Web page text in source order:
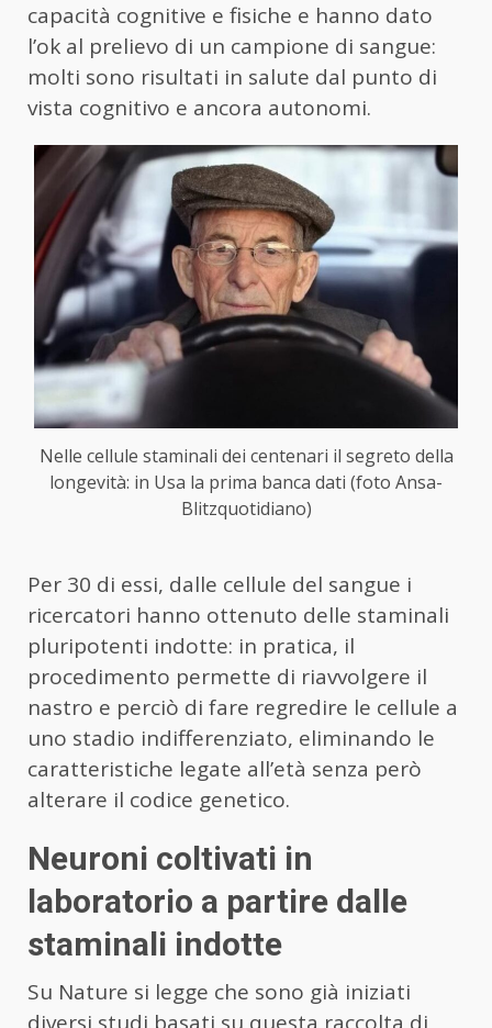
capacità cognitive e fisiche e hanno dato
l’ok al prelievo di un campione di sangue:
molti sono risultati in salute dal punto di
vista cognitivo e ancora autonomi.
Nelle cellule staminali dei centenari il segreto della
longevità: in Usa la prima banca dati (foto Ansa-
Blitzquotidiano)
Per 30 di essi, dalle cellule del sangue i
ricercatori hanno ottenuto delle staminali
pluripotenti indotte: in pratica, il
procedimento permette di riavvolgere il
nastro e perciò di fare regredire le cellule a
uno stadio indifferenziato, eliminando le
caratteristiche legate all’età senza però
alterare il codice genetico.
Neuroni coltivati in
laboratorio a partire dalle
staminali indotte
Su Nature si legge che sono già iniziati
diversi studi basati su questa raccolta di